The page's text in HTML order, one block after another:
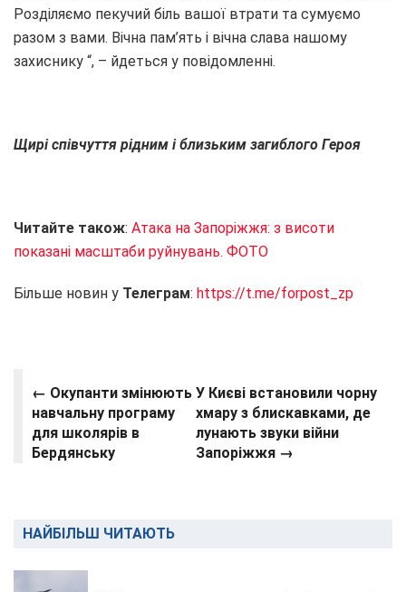
Розділяємо пекучий біль вашої втрати та сумуємо
разом з вами. Вічна пам’ять і вічна слава нашому
захиснику “, – йдеться у повідомленні.
Щирі співчуття рідним і близьким загиблого Героя
Читайте також: Атака на Запоріжжя: з висоти
показані масштаби руйнувань. ФОТО
Більше новин у Телеграм: https://t.me/forpost_zp
← Окупанти змінюють
навчальну програму
для школярів в
Бердянську
У Києві встановили чорну
хмару з блискавками, де
лунають звуки війни
Запоріжжя →
НАЙБІЛЬШ ЧИТАЮТЬ